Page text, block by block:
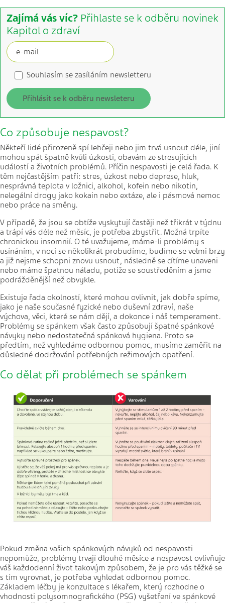
Zajímá vás víc? Přihlaste se k odběru novinek
Kapitol o zdraví
Souhlasím se zasíláním newsletteru
Přihlásit se k odběru newsleteru
Co způsobuje nespavost?
Někteří lidé přirozeně spí lehčeji nebo jim trvá usnout déle, jiní
mohou spát špatně kvůli úzkosti, obavám ze stresujících
událostí a životních problémů. Příčin nespavosti je celá řada. K
těm nejčastějším patří: stres, úzkost nebo deprese, hluk,
nesprávná teplota v ložnici, alkohol, kofein nebo nikotin,
nelegální drogy jako kokain nebo extáze, ale i pásmová nemoc
nebo práce na směny.
V případě, že jsou se obtíže vyskytují častěji než třikrát v týdnu
a trápí vás déle než měsíc, je potřeba zbystřit. Možná trpíte
chronickou insomnií. O té uvažujeme, máme-li problémy s
usínáním, v noci se několikrát probudíme, budíme se velmi brzy
a již nejsme schopni znovu usnout, následně se cítíme unaveni
nebo máme špatnou náladu, potíže se soustředěním a jsme
podrážděnější než obvykle.
Existuje řada okolností, které mohou ovlivnit, jak dobře spíme,
jako je naše současné fyzické nebo duševní zdraví, naše
výchova, věci, které se nám dějí, a dokonce i náš temperament.
Problémy se spánkem však často způsobují špatné spánkové
návyky nebo nedostatečná spánková hygiena. Proto se
předtím, než vyhledáme odbornou pomoc, musíme zaměřit na
důsledné dodržování potřebných režimových opatření.
Co dělat při problémech se spánkem
Pokud změna vašich spánkových návyků od nespavosti
nepomůže, problémy trvají dlouhé měsíce a nespavost ovlivňuje
váš každodenní život takovým způsobem, že je pro vás těžké se
s tím vyrovnat, je potřeba vyhledat odbornou pomoc.
Základem léčby je konzultace s lékařem, který rozhodne o
vhodnosti polysomnografického (PSG) vyšetření ve spánkové